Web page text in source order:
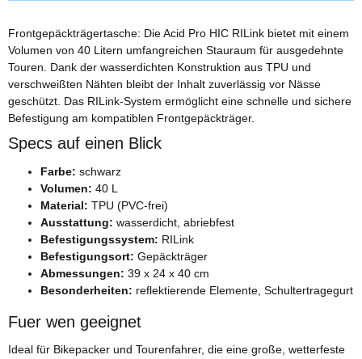
Frontgepäckträgertasche: Die Acid Pro HIC RILink bietet mit einem
Volumen von 40 Litern umfangreichen Stauraum für ausgedehnte
Touren. Dank der wasserdichten Konstruktion aus TPU und
verschweißten Nähten bleibt der Inhalt zuverlässig vor Nässe
geschützt. Das RILink-System ermöglicht eine schnelle und sichere
Befestigung am kompatiblen Frontgepäckträger.
Specs auf einen Blick
Farbe: schwarz
Volumen: 40 L
Material: TPU (PVC-frei)
Ausstattung: wasserdicht, abriebfest
Befestigungssystem: RILink
Befestigungsort: Gepäckträger
Abmessungen: 39 x 24 x 40 cm
Besonderheiten: reflektierende Elemente, Schultertragegurt
Fuer wen geeignet
Ideal für Bikepacker und Tourenfahrer, die eine große, wetterfeste